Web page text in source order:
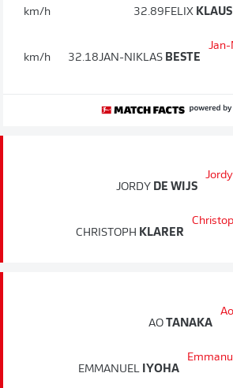
FELIX KLAUS
32.89
km/h
JAN-NIKLAS BESTE
32.18
km/h
JORDY DE WIJS
CHRISTOPH KLARER
AO TANAKA
EMMANUEL IYOHA